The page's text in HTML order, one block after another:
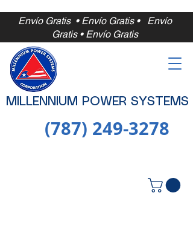
MILLENNIUM POWER SYSTEMS
(787) 249-3278
Envío Gratis • Envío Gratis •
Envío
Gratis • Envío Gratis